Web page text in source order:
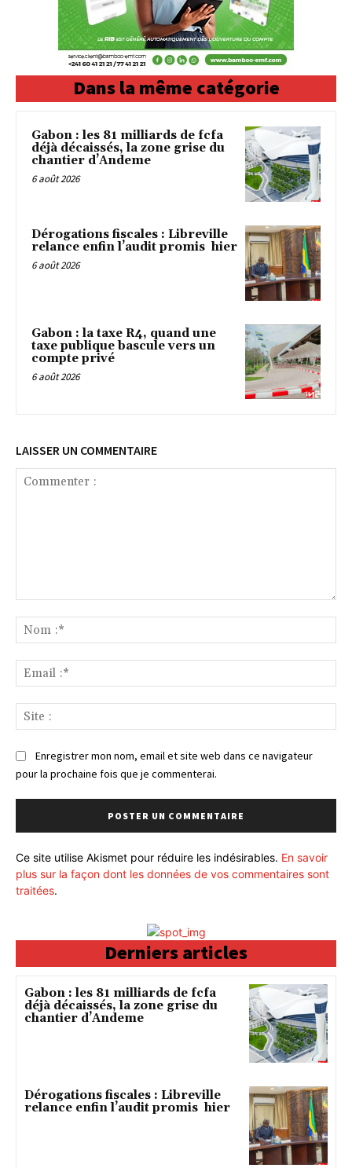
Dans la même catégorie
Gabon : les 81 milliards de fcfa
déjà décaissés, la zone grise du
chantier d’Andeme
6 août 2026
Dérogations fiscales : Libreville
relance enfin l’audit promis hier
6 août 2026
Gabon : la taxe R4, quand une
taxe publique bascule vers un
compte privé
6 août 2026
LAISSER UN COMMENTAIRE
:*
:*
:
Enregistrer mon nom, email et site web dans ce navigateur
pour la prochaine fois que je commenterai.
Ce site utilise Akismet pour réduire les indésirables. En savoir
plus sur la façon dont les données de vos commentaires sont
traitées.
Derniers articles
Gabon : les 81 milliards de fcfa
déjà décaissés, la zone grise du
chantier d’Andeme
Dérogations fiscales : Libreville
relance enfin l’audit promis hier